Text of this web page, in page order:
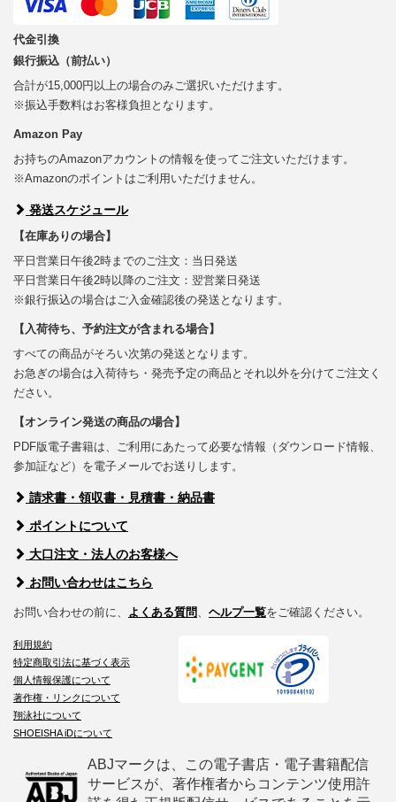
代金引換
銀行振込（前払い）
合計が15,000円以上の場合のみご選択いただけます。
※振込手数料はお客様負担となります。
Amazon Pay
お持ちのAmazonアカウントの情報を使ってご注文いただけます。
※Amazonのポイントはご利用いただけません。
発送スケジュール
【在庫ありの場合】
平日営業日午後2時までのご注文：当日発送
平日営業日午後2時以降のご注文：翌営業日発送
※銀行振込の場合はご入金確認後の発送となります。
【入荷待ち、予約注文が含まれる場合】
すべての商品がそろい次第の発送となります。
お急ぎの場合は入荷待ち・発売予定の商品とそれ以外を分けてご注文く
ださい。
【オンライン発送の商品の場合】
PDF版電子書籍は、ご利用にあたって必要な情報（ダウンロード情報、
参加証など）を電子メールでお送りします。
請求書・領収書・見積書・納品書
ポイントについて
大口注文・法人のお客様へ
お問い合わせはこちら
お問い合わせの前に、 よくある質問、 ヘルプ一覧をご確認ください。
利用規約
特定商取引法に基づく表示
個人情報保護について
著作権・リンクについて
翔泳社について
SHOEISHA iDについて
ABJマークは、この電子書店・電子書籍配信
サービスが、著作権者からコンテンツ使用許